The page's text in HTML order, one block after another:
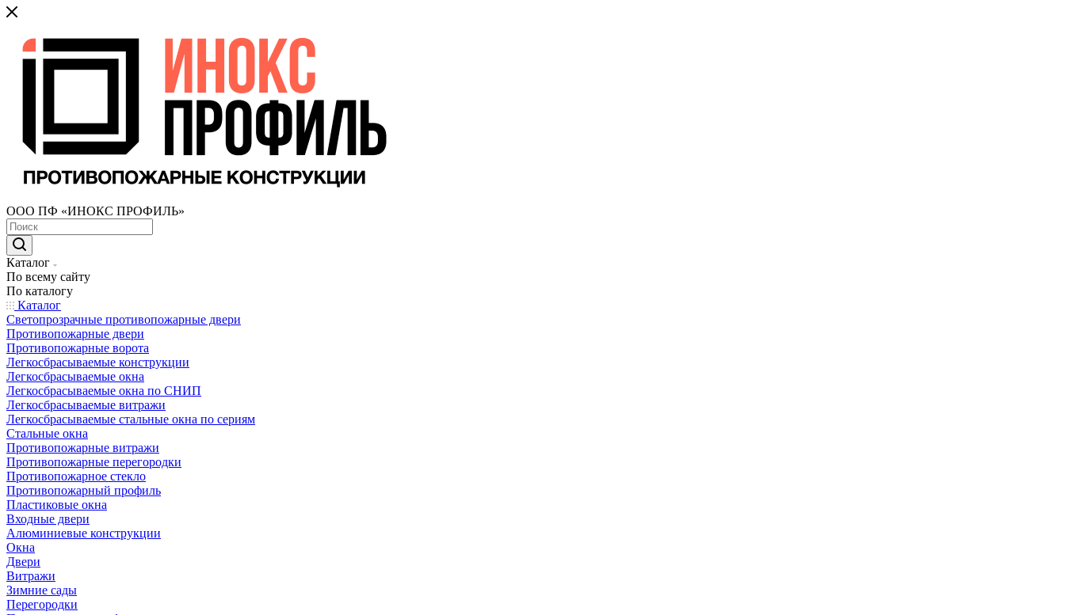
ООО ПФ «ИНОКС ПРОФИЛЬ»
Каталог
По всему сайту
По каталогу
Каталог
Светопрозрачные противопожарные двери
Противопожарные двери
Противопожарные ворота
Легкосбрасываемые конструкции
Легкосбрасываемые окна
Легкосбрасываемые окна по СНИП
Легкосбрасываемые витражи
Легкосбрасываемые стальные окна по сериям
Стальные окна
Противопожарные витражи
Противопожарные перегородки
Противопожарное стекло
Противопожарный профиль
Пластиковые окна
Входные двери
Алюминиевые конструкции
Окна
Двери
Витражи
Зимние сады
Перегородки